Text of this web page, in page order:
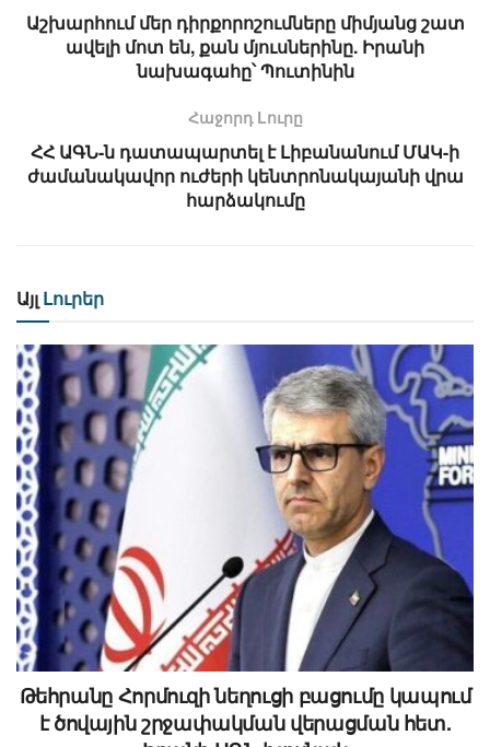
Աշխարհում մեր դիրքորոշումները միմյանց շատ
ավելի մոտ են, քան մյուսներինը. Իրանի
նախագահը՝ Պուտինին
Հաջորդ Lուրը
ՀՀ ԱԳՆ-ն դատապարտել է Լիբանանում ՄԱԿ-ի
ժամանակավոր ուժերի կենտրոնակայանի վրա
հարձակումը
Այլ Լուրեր
Թեհրանը Հորմուզի նեղուցի բացումը կապում
է ծովային շրջափակման վերացման հետ.